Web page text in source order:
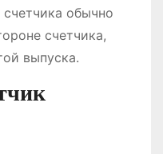
обычно
счетчика,
выпуска.